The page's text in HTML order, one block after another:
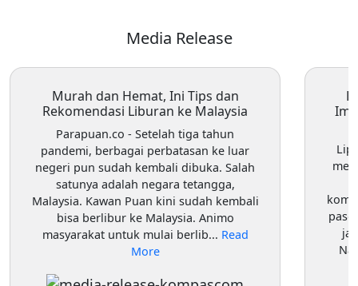
Media Release
Murah dan Hemat, Ini Tips dan
Rekomendasi Liburan ke Malaysia
Parapuan.co - Setelah tiga tahun
pandemi, berbagai perbatasan ke luar
negeri pun sudah kembali dibuka. Salah
satunya adalah negara tetangga,
Malaysia. Kawan Puan kini sudah kembali
bisa berlibur ke Malaysia. Animo
masyarakat untuk mulai berlib... Read
More